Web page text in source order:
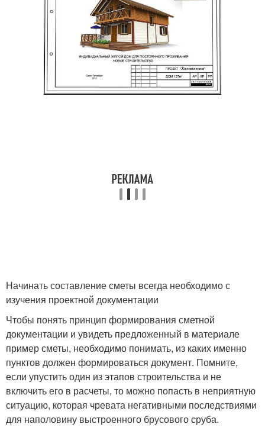
Начинать составление сметы всегда необходимо с
изучения проектной документации
Чтобы понять принцип формирования сметной
документации и увидеть предложенный в материале
пример сметы, необходимо понимать, из каких именно
пунктов должен формироваться документ. Помните,
если упустить один из этапов строительства и не
включить его в расчеты, то можно попасть в неприятную
ситуацию, которая чревата негативными последствиями
для наполовину выстроенного брусового сруба.